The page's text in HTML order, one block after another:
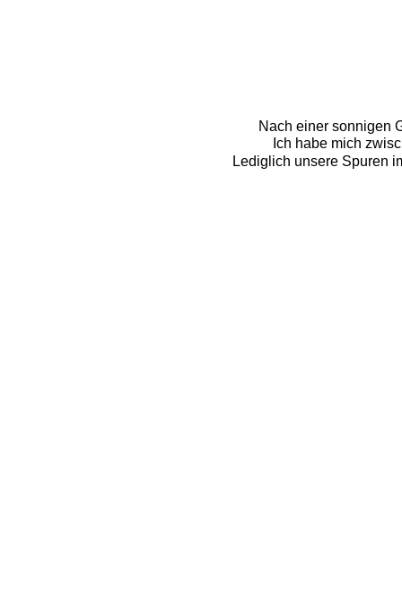
Nach einer sonnigen
Ich habe mich
Lediglich unsere Spuren